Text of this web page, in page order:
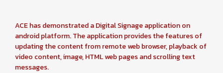
ACE has demonstrated a Digital Signage application on
android platform. The application provides the features of
updating the content from remote web browser, playback of
video content, image, HTML web pages and scrolling text
messages.